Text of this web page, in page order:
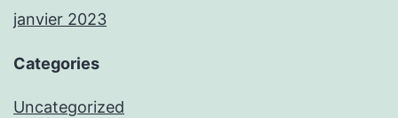
janvier 2023
Categories
Uncategorized